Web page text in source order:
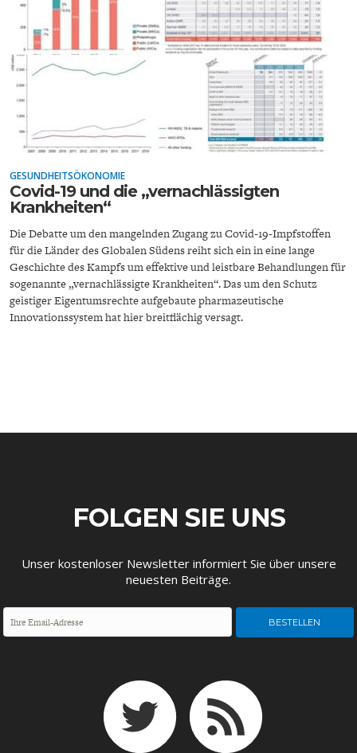
GESUNDHEITSÖKONOMIE
Covid-19 und die „vernachlässigten
Krankheiten“
Die Debatte um den mangelnden Zugang zu Covid-19-Impfstoffen
für die Länder des Globalen Südens reiht sich ein in eine lange
Geschichte des Kampfs um effektive und leistbare Behandlungen für
sogenannte „vernachlässigte Krankheiten“. Das um den Schutz
geistiger Eigentumsrechte aufgebaute pharmazeutische
Innovationssystem hat hier breitflächig versagt.
FOLGEN SIE UNS
Unser kostenloser Newsletter informiert Sie über unsere
neuesten Beiträge.